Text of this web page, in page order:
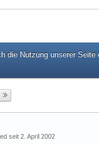
die Nutzung unserer
seit 2. April 2002